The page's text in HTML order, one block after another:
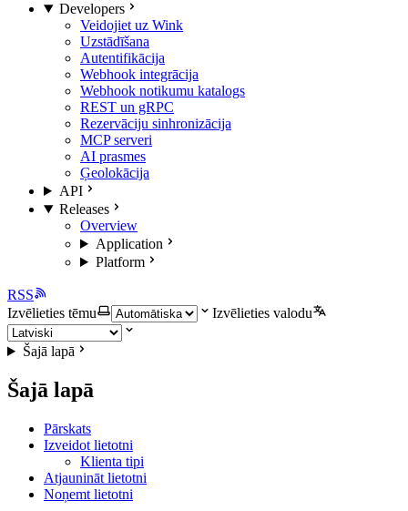
Developers
Veidojiet uz Wink
Uzstādīšana
Autentifikācija
Webhook integrācija
Webhook notikumu katalogs
REST un gRPC
Rezervāciju sinhronizācija
MCP serveri
AI prasmes
Ģeolokācija
API
Releases
Overview
Application
Platform
RSS
Izvēlieties tēmu
Izvēlieties valodu
Šajā lapā
Šajā lapā
Pārskats
Izveidot lietotni
Klienta tipi
Atjaunināt lietotni
Noņemt lietotni